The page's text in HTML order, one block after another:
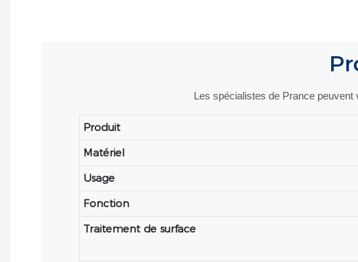
Les spécialistes de Prance peuvent
Produit
Matériel
Usage
Fonction
Traitement de surface